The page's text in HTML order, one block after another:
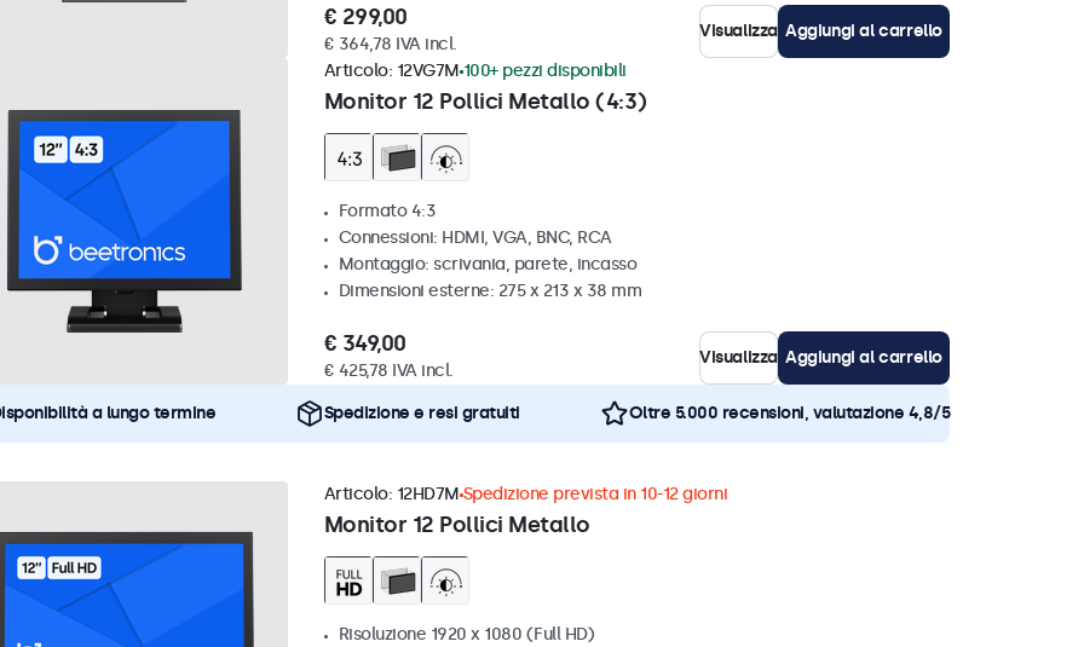
€ 299,00
€ 364,78 IVA incl.
Visualizza Aggiungi al carrello
Monitor 12 Pollici Metallo (4:3)
Articolo: 12VG7M 100+ pezzi disponibili
Formato 4:3
Connessioni: HDMI, VGA, BNC, RCA
Montaggio: scrivania, parete, incasso
Dimensioni esterne: 275 x 213 x 38 mm
€ 349,00
€ 425,78 IVA incl.
Visualizza Aggiungi al carrello
a lungo termine Spedizione e resi gratuiti Oltre 5.000 recensioni, valutazione 4,8/5
Monitor 12 Pollici Metallo
Articolo: 12HD7M Spedizione prevista in 10-12 giorni
Risoluzione 1920 x 1080 (Full HD)